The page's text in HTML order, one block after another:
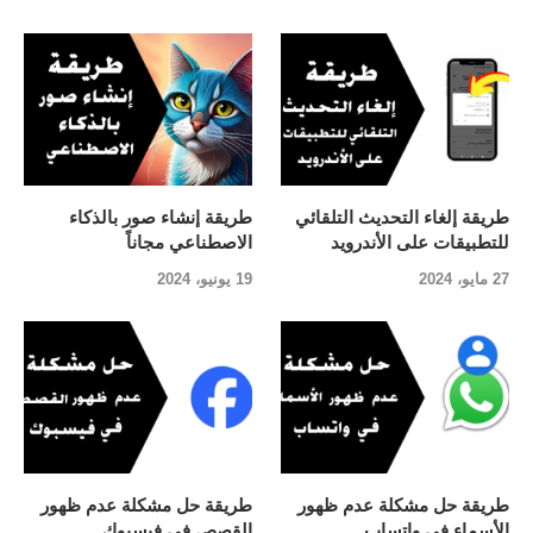
طريقة إنشاء صور بالذكاء
الاصطناعي مجاناً
19 يونيو، 2024
طريقة إلغاء التحديث التلقائي
للتطبيقات على الأندرويد
27 مايو، 2024
طريقة حل مشكلة عدم ظهور
طريقة حل مشكلة عدم ظهور